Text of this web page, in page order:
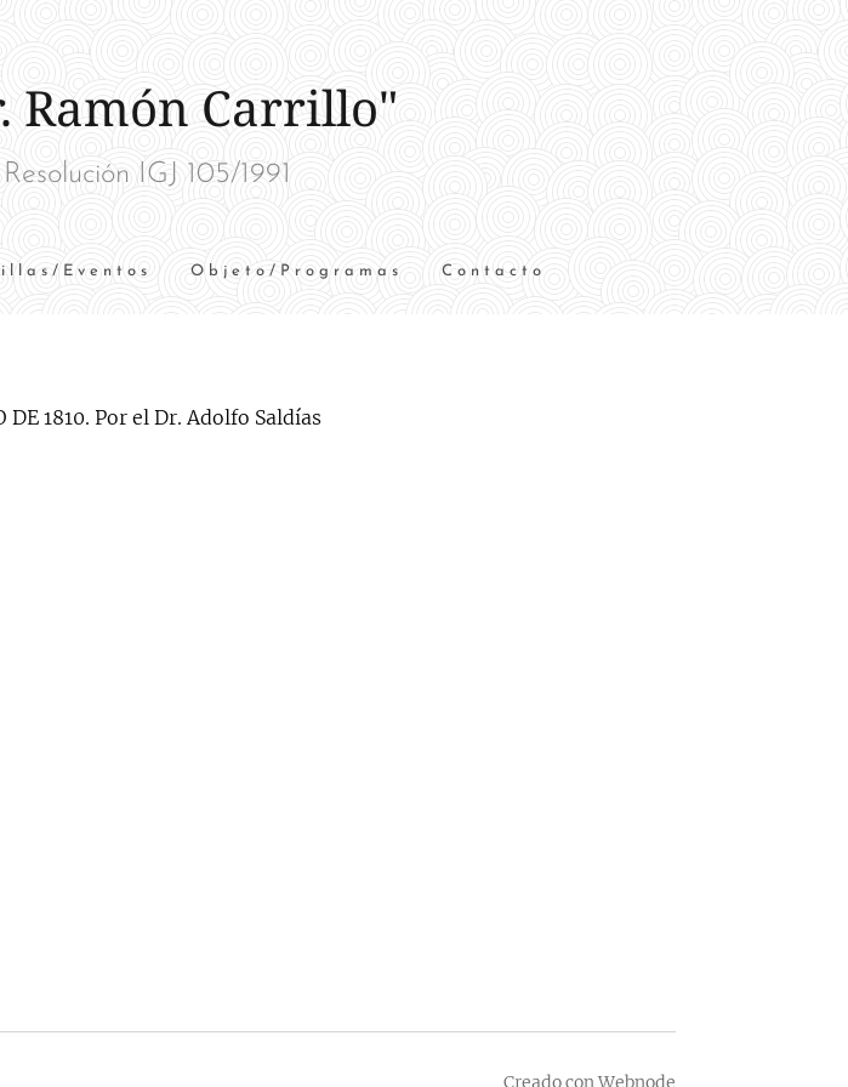
Ramón Carrillo"
IGJ 105/1991
Eventos Objeto/Programas Contacto
DE 1810. Por el Dr. Adolfo Saldías
Creado conWebnode